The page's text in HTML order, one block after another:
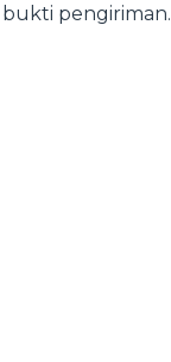
bukti pengiriman.